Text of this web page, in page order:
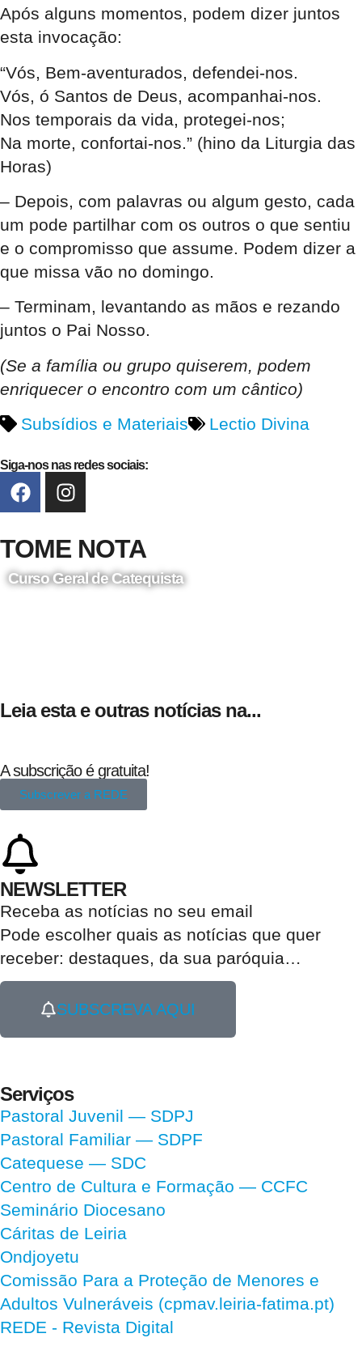
Após alguns momentos, podem dizer juntos
esta invocação:
“Vós, Bem-aventurados, defendei-nos.
Vós, ó Santos de Deus, acompanhai-nos.
Nos temporais da vida, protegei-nos;
Na morte, confortai-nos.” (hino da Liturgia das
Horas)
– Depois, com palavras ou algum gesto, cada
um pode partilhar com os outros o que sentiu
e o compromisso que assume. Podem dizer a
que missa vão no domingo.
– Terminam, levantando as mãos e rezando
juntos o Pai Nosso.
(Se a família ou grupo quiserem, podem
enriquecer o encontro com um cântico)
Subsídios e Materiais
Lectio Divina
Siga-nos nas redes sociais:
TOME NOTA
Curso Geral de Catequista
Leia esta e outras notícias na...
A subscrição é gratuita!
Subscrever a REDE
NEWSLETTER
Receba as notícias no seu email​
Pode escolher quais as notícias que quer
receber: destaques, da sua paróquia
SUBSCREVA AQUI
Serviços
Pastoral Juvenil — SDPJ
Pastoral Familiar — SDPF
Catequese — SDC
Centro de Cultura e Formação — CCFC
Seminário Diocesano
Cáritas de Leiria
Ondjoyetu
Comissão Para a Proteção de Menores e
Adultos Vulneráveis (cpmav.leiria-fatima.pt)
REDE - Revista Digital